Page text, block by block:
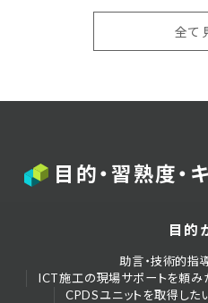
全て
目的・習熟度・
目的
助言・技術的指
ICT施工の現場サポートを頼み
CPDSユニットを取得した